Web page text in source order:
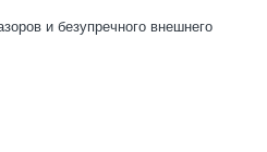
и безупречного внешнего